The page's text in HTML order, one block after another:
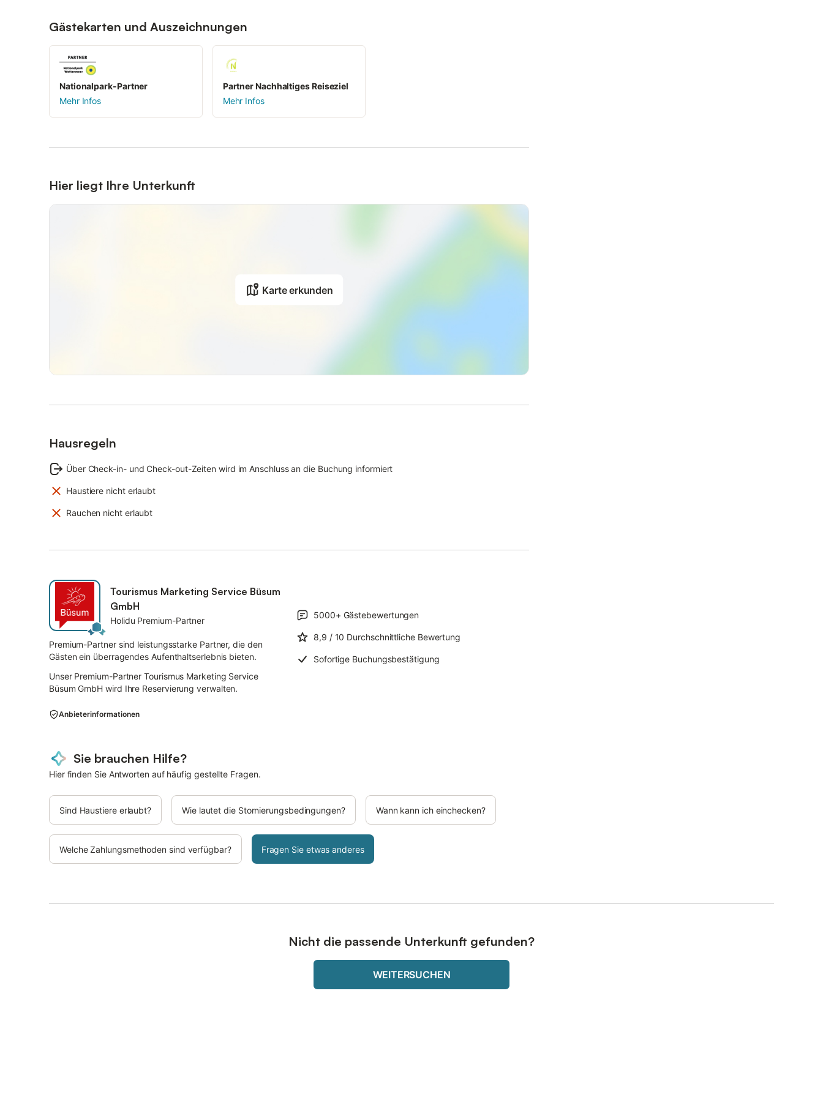
Küchenutensilien bietet Platz für eigene Speisen-Kreationen. Am angrenzenden großen Esstisch im separaten
Wohnbereich genießen Sie, spielen oder haben einfach eine gute Zeit mit Freunden oder der Familie. Ausstattung: 3
Flatscreen-TVs | kabellose Bluetooth-Lautsprecher | 2 Terrassen oder Balkone | Einbauküche mit Induktionskochfeld |
Geschirrspüler | Mikrowelle | Toaster | Wasserkocher | Filterkaffeemaschine | feinstes Porzellan | Küchenutensilien |
Esstisch | Sitzecke| getrennter Wohn- und Schlafbereich
Konditionen/Extras
Anreise ab: 15:00 Uhr im Hotel "Astra Maris", Tertius Törn 28. Late Check-in nach vorheriger telefonischer Anmeldung
möglich Abreise bis 11:00 Uhr, Schlüsselabgabe im Hotel "Astra Maris". Rezeption: Täglich von 8:00-17:00 Uhr im Hotel
Hotelgebäudes, kostenfrei für Gäste.WLAN: Kostenfrei für alle Gäste des Apartmenthauses. Hunde: Vierbeiner sind
willkommen. Fellnasen bekommen bei uns ein exklusives Hundepaket. Ein Hund kostet 19,-- EUR pro Tag extra. Es sind
drei (3) Hunde pro Apartment erlaubt. Bitte melden Sie dies vorab beim Gastgeber an. Die Kosten sind extra zu
Gästekarten und Auszeichnungen
Nationalpark-Partner
Mehr Infos
Partner Nachhaltiges Reiseziel
Mehr Infos
Hier liegt Ihre Unterkunft
Karte erkunden
Hausregeln
Über Check-in- und Check-out-Zeiten wird im Anschluss an die Buchung informiert
Haustiere nicht erlaubt
Rauchen nicht erlaubt
Tourismus Marketing Service Büsum
GmbH
Holidu Premium-Partner
Premium-Partner sind leistungsstarke Partner, die den
Gästen ein überragendes Aufenthaltserlebnis bieten.
Unser Premium-Partner Tourismus Marketing Service
Büsum GmbH wird Ihre Reservierung verwalten.
5000+ Gästebewertungen
8,9 / 10 Durchschnittliche Bewertung
Sofortige Buchungsbestätigung
Anbieterinformationen
Sie brauchen Hilfe?
Hier finden Sie Antworten auf häufig gestellte Fragen.
Sind Haustiere erlaubt? Wie lautet die Stornierungsbedingungen? Wann kann ich einchecken?
Welche Zahlungsmethoden sind verfügbar? Fragen Sie etwas anderes
Nicht die passende Unterkunft gefunden?
WEITERSUCHEN